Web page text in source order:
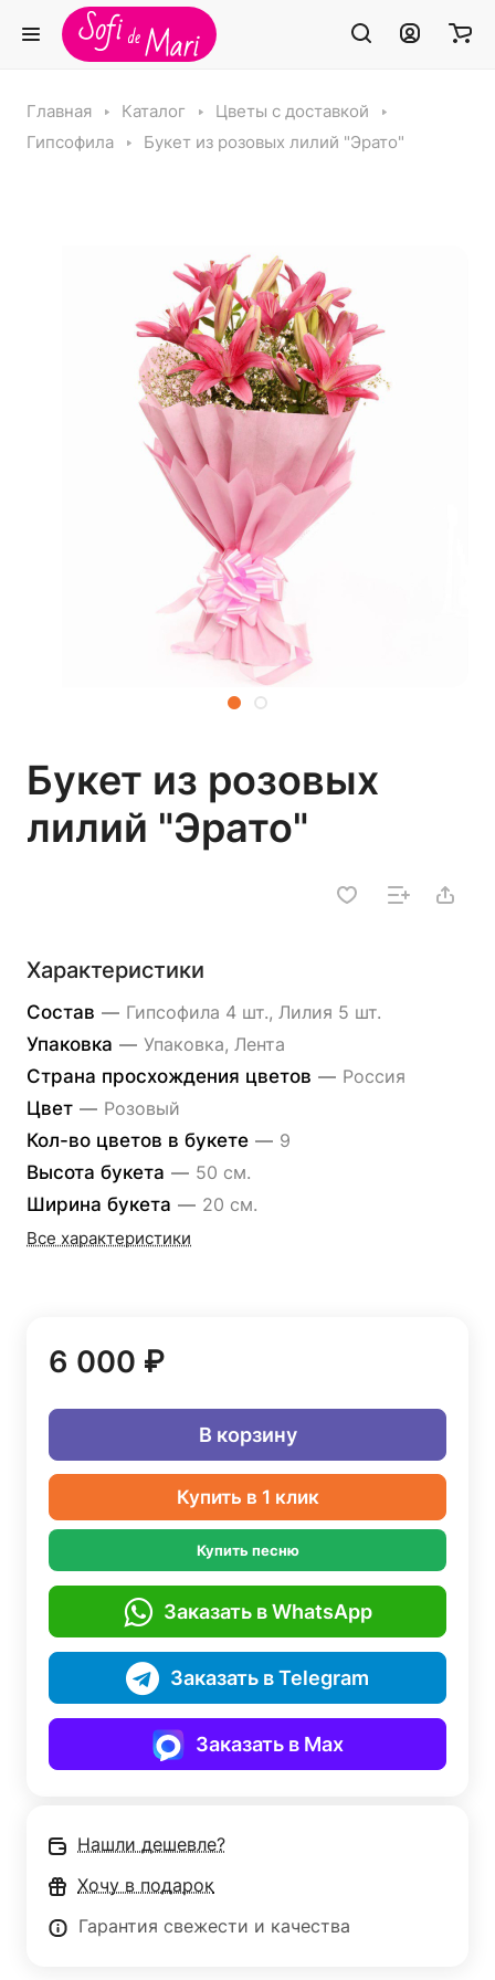
Главная Каталог
Цветы с доставкой
Гипсофила
Букет из розовых лилий "Эрато"
Букет из розовых
лилий "Эрато"
Характеристики
Состав — Гипсофила 4 шт., Лилия 5 шт.
Упаковка — Упаковка, Лента
Страна просхождения цветов — Россия
Цвет — Розовый
Кол-во цветов в букете — 9
Высота букета — 50 см.
Ширина букета — 20 см.
Все характеристики
6 000 ₽
В корзину
Купить в 1 клик
Купить песню
Заказать в WhatsApp
Заказать в Telegram
Заказать в Max
Нашли дешевле?
Хочу в подарок
Гарантия свежести и качества